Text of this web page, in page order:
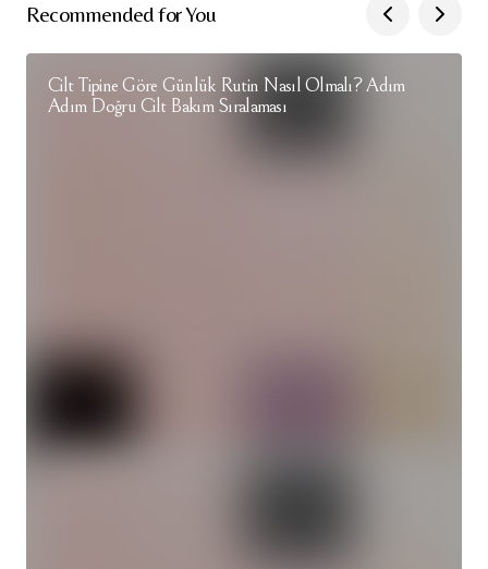
Recommended for You
Cilt Tipine Göre Günlük Rutin Nasıl Olmalı? Adım
Adım Doğru Cilt Bakım Sıralaması